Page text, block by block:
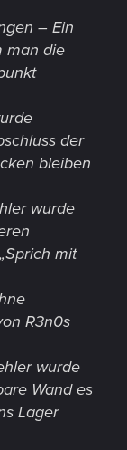
– Ein
man die
der
bleiben
wurde
mit
R3n0s
wurde
Wand es
Lager